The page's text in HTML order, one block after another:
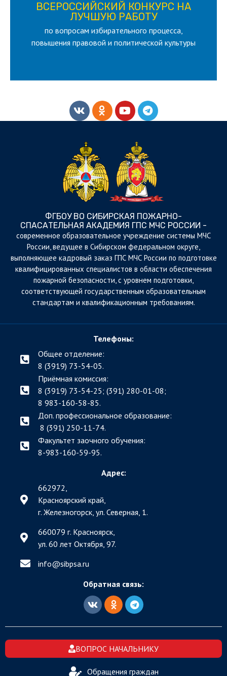
ВСЕРОССИЙСКИЙ КОНКУРС НА
ЛУЧШУЮ РАБОТУ
по вопросам избирательного процесса,
повышения правовой и политической культуры
ВСЕРОССИЙСКИЙ КОНКУРС НА
ЛУЧШУЮ РАБОТУ
для лица старше 18 и моложе 35 лет
ФГБОУ ВО СИБИРСКАЯ ПОЖАРНО-
СПАСАТЕЛЬНАЯ АКАДЕМИЯ ГПС МЧС РОССИИ -
cовременное образовательное учреждение системы МЧС
России, ведущее в Сибирском федеральном округе,
выполняющее кадровый заказ ГПС МЧС России по подготовке
квалифицированных специалистов в области обеспечения
пожарной безопасности, с уровнем подготовки,
соответствующей государственным образовательным
стандартам и квалификационным требованиям.
Телефоны:
Общее отделение:
8 (3919) 73-54-05.
Приёмная комиссия:
8 (3919) 73-54-25; (391) 280-01-08;
8 983-160-58-85.
Доп. профессиональное образование:
8 (391) 250-11-74.
Факультет заочного обучения:
8-983-160-59-95.
Адрес:
662972,
Красноярский край,
г. Железногорск, ул. Северная, 1.
660079 г. Красноярск,
ул. 60 лет Октября, 97.
info@sibpsa.ru
Обратная связь:
ВОПРОС НАЧАЛЬНИКУ
Обращения граждан